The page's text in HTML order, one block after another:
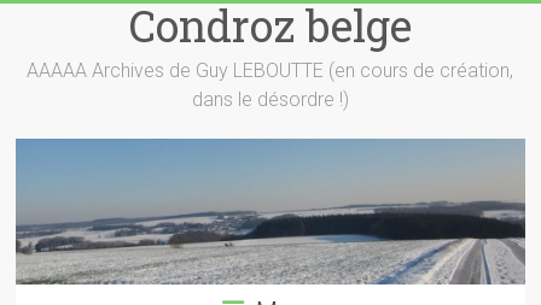
content
Condroz belge
AAAAA Archives de Guy LEBOUTTE (en cours de création,
dans le désordre !)